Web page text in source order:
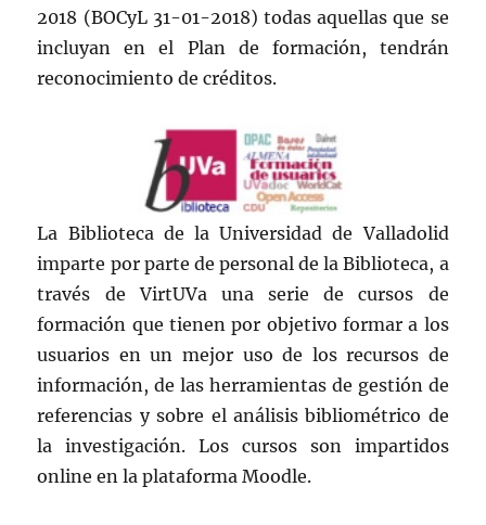
2018 (BOCyL 31-01-2018) todas aquellas que se
incluyan en el Plan de formación, tendrán
reconocimiento de créditos.
La Biblioteca de la Universidad de Valladolid
imparte por parte de personal de la Biblioteca, a
través de VirtUVa una serie de cursos de
formación que tienen por objetivo formar a los
usuarios en un mejor uso de los recursos de
información, de las herramientas de gestión de
referencias y sobre el análisis bibliométrico de
la investigación. Los cursos son impartidos
online en la plataforma Moodle.